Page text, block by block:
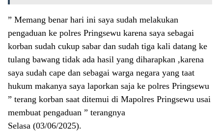
” Memang benar hari ini saya sudah melakukan
pengaduan ke polres Pringsewu karena saya sebagai
korban sudah cukup sabar dan sudah tiga kali datang ke
tulang bawang tidak ada hasil yang diharapkan ,karena
saya sudah cape dan sebagai warga negara yang taat
hukum makanya saya laporkan saja ke polres Pringsewu
” terang korban saat ditemui di Mapolres Pringsewu usai
membuat pengaduan ” terangnya
Selasa (03/06/2025).